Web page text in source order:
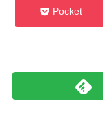
Pocket